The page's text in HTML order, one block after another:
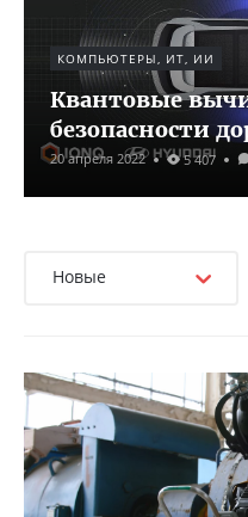
КОМПЬЮТЕРЫ, ИТ, ИИ
Квантовые
безопасности
20 апреля 2022 5 407
Новые